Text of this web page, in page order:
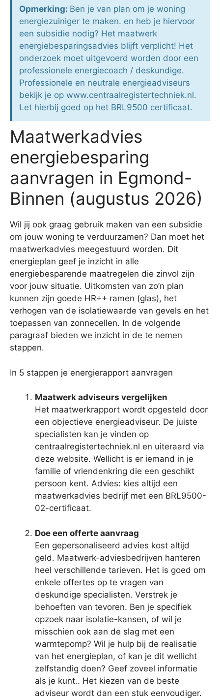
Opmerking: Ben je van plan om je woning
energiezuiniger te maken. en heb je hiervoor
een subsidie nodig? Het maatwerk
energiebesparingsadvies blijft verplicht! Het
onderzoek moet uitgevoerd worden door een
professionele energiecoach / deskundige.
Professionele en neutrale energieadviseurs
bekijk je op www.centraalregistertechniek.nl.
Let hierbij goed op het BRL9500 certificaat.
Maatwerkadvies
energiebesparing
aanvragen in Egmond-
Binnen (augustus 2026)
Wil jij ook graag gebruik maken van een subsidie
om jouw woning te verduurzamen? Dan moet het
maatwerkadvies meegestuurd worden. Dit
energieplan geef je inzicht in alle
energiebesparende maatregelen die zinvol zijn
voor jouw situatie. Uitkomsten van zo’n plan
kunnen zijn goede HR++ ramen (glas), het
verhogen van de isolatiewaarde van gevels en het
toepassen van zonnecellen. In de volgende
paragraaf bieden we inzicht in de te nemen
stappen.
In 5 stappen je energierapport aanvragen
Maatwerk adviseurs vergelijken
Het maatwerkrapport wordt opgesteld door
een objectieve energieadviseur. De juiste
specialisten kan je vinden op
centraalregistertechniek.nl en uiteraard via
deze website. Wellicht is er iemand in je
familie of vriendenkring die een geschikt
persoon kent. Advies: kies altijd een
maatwerkadvies bedrijf met een BRL9500-
02-certificaat.
Doe een offerte aanvraag
Een gepersonaliseerd advies kost altijd
geld. Maatwerk-adviesbedrijven hanteren
heel verschillende tarieven. Het is goed om
enkele offertes op te vragen van
deskundige specialisten. Verstrek je
behoeften van tevoren. Ben je specifiek
opzoek naar isolatie-kansen, of wil je
misschien ook aan de slag met een
warmtepomp? Wil je hulp bij de realisatie
van het energieplan, of kan je dit wellicht
zelfstandig doen? Geef zoveel informatie
als je kunt.. Het kiezen van de beste
adviseur wordt dan een stuk eenvoudiger.